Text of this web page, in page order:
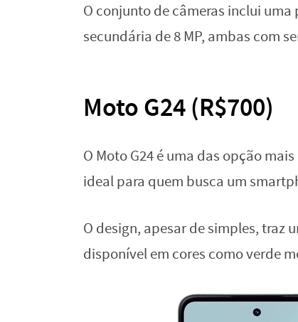
O conjunto de câmeras inclui
secundária de 8 MP, ambas com
Moto G24 (R$700)
O Moto G24 é uma das opção
ideal para quem busca um
O design, apesar de simples, traz
disponível em cores como verde